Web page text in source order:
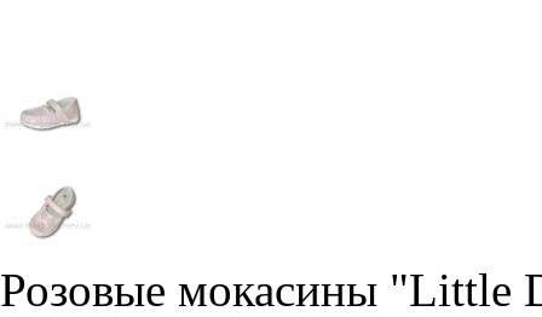
Розовые мокасины "Little